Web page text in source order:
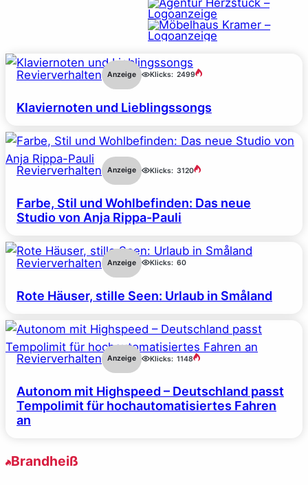
Revierverhalten Anzeige Klicks: 2499
Klaviernoten und Lieblingssongs
Revierverhalten Anzeige Klicks: 3120
Farbe, Stil und Wohlbefinden: Das neue
Studio von Anja Rippa-Pauli
Revierverhalten Anzeige Klicks: 60
Rote Häuser, stille Seen: Urlaub in Småland
Revierverhalten Anzeige Klicks: 1148
Autonom mit Highspeed – Deutschland passt
Tempolimit für hochautomatisiertes Fahren
an
Brandheiß